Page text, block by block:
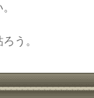
う。